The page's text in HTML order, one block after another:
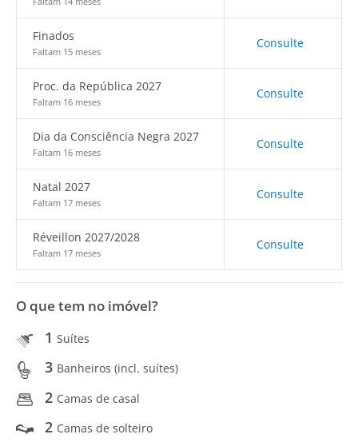
Finados
Faltam 15 meses
Consulte
Proc. da República 2027
Faltam 16 meses
Consulte
Dia da Consciência Negra 2027
Faltam 16 meses
Consulte
Natal 2027
Faltam 17 meses
Consulte
Réveillon 2027/2028
Faltam 17 meses
Consulte
O que tem no imóvel?
1 Suítes
3 Banheiros (incl. suítes)
2 Camas de casal
2 Camas de solteiro